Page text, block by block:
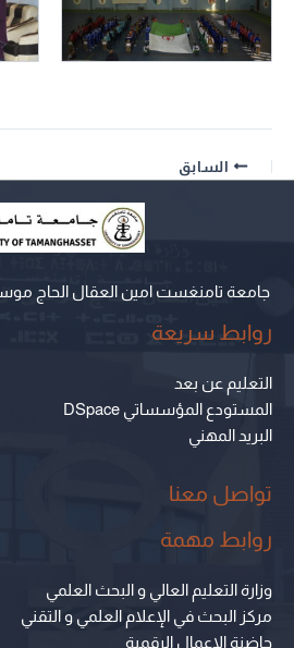
السابق
جامعة تامنغست امين العقال الحاج
روابط سريعة
التعليم عن بعد
المستودع المؤسساتي DSpace
البريد المهني
تواصل معنا
روابط مهمة
وزارة التعليم العالي و البحث العلمي
مركز البحث في الإعلام العلمي و التقني
حاضنة الاعمال الرقمية